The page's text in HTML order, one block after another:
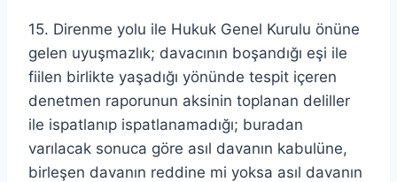
15. Direnme yolu ile Hukuk Genel Kurulu önüne
gelen uyuşmazlık; davacının boşandığı eşi ile
fiilen birlikte yaşadığı yönünde tespit içeren
denetmen raporunun aksinin toplanan deliller
ile ispatlanıp ispatlanamadığı; buradan
varılacak sonuca göre asıl davanın kabulüne,
birleşen davanın reddine mi yoksa asıl davanın